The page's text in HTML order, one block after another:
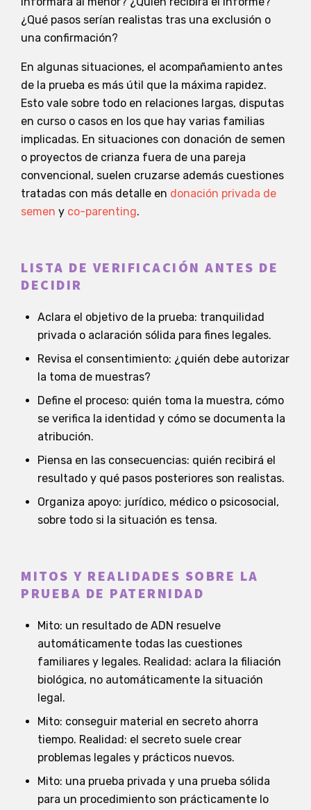
¿Qué pasos serían realistas tras una exclusión o
una confirmación?
En algunas situaciones, el acompañamiento antes
de la prueba es más útil que la máxima rapidez.
Esto vale sobre todo en relaciones largas, disputas
en curso o casos en los que hay varias familias
implicadas. En situaciones con donación de semen
o proyectos de crianza fuera de una pareja
convencional, suelen cruzarse además cuestiones
tratadas con más detalle en donación privada de
semen y co-parenting.
LISTA DE VERIFICACIÓN ANTES DE
DECIDIR
Aclara el objetivo de la prueba: tranquilidad
privada o aclaración sólida para fines legales.
Revisa el consentimiento: ¿quién debe autorizar
la toma de muestras?
Define el proceso: quién toma la muestra, cómo
se verifica la identidad y cómo se documenta la
atribución.
Piensa en las consecuencias: quién recibirá el
resultado y qué pasos posteriores son realistas.
Organiza apoyo: jurídico, médico o psicosocial,
sobre todo si la situación es tensa.
MITOS Y REALIDADES SOBRE LA
PRUEBA DE PATERNIDAD
Mito: un resultado de ADN resuelve
automáticamente todas las cuestiones
familiares y legales. Realidad: aclara la filiación
biológica, no automáticamente la situación
legal.
Mito: conseguir material en secreto ahorra
tiempo. Realidad: el secreto suele crear
problemas legales y prácticos nuevos.
Mito: una prueba privada y una prueba sólida
para un procedimiento son prácticamente lo